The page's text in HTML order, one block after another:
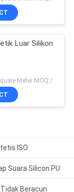
Luar Silikon
Meter MOQ:/
ISO
Suara Silicon PU
Beracun